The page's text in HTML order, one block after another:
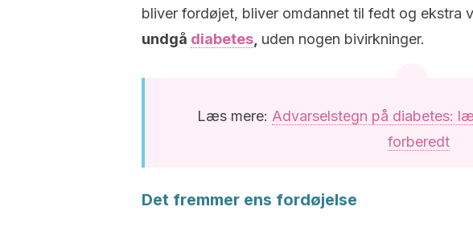
bliver fordøjet, bliver omdannet til fedt og ekstra
undgå diabetes uden nogen bivirkninger.
Læs mere: Advarselstegn på diabetes:
forberedt
Det fremmer ens fordøjelse